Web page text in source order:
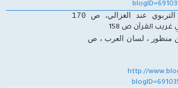
عند الغزالي، ص 170
منظور ، لسان العرب ، ص
http://